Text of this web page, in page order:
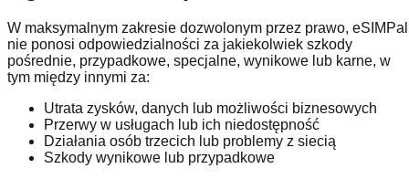
W maksymalnym zakresie dozwolonym przez prawo, eSIMPal
nie ponosi odpowiedzialności za jakiekolwiek szkody
pośrednie, przypadkowe, specjalne, wynikowe lub karne, w
tym między innymi za:
Utrata zysków, danych lub możliwości biznesowych
Przerwy w usługach lub ich niedostępność
Działania osób trzecich lub problemy z siecią
Szkody wynikowe lub przypadkowe